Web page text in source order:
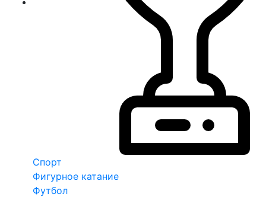
Спорт
Фигурное катание
Футбол